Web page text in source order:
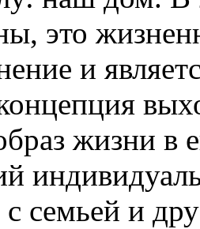
это
и
жизни в
с семьей и